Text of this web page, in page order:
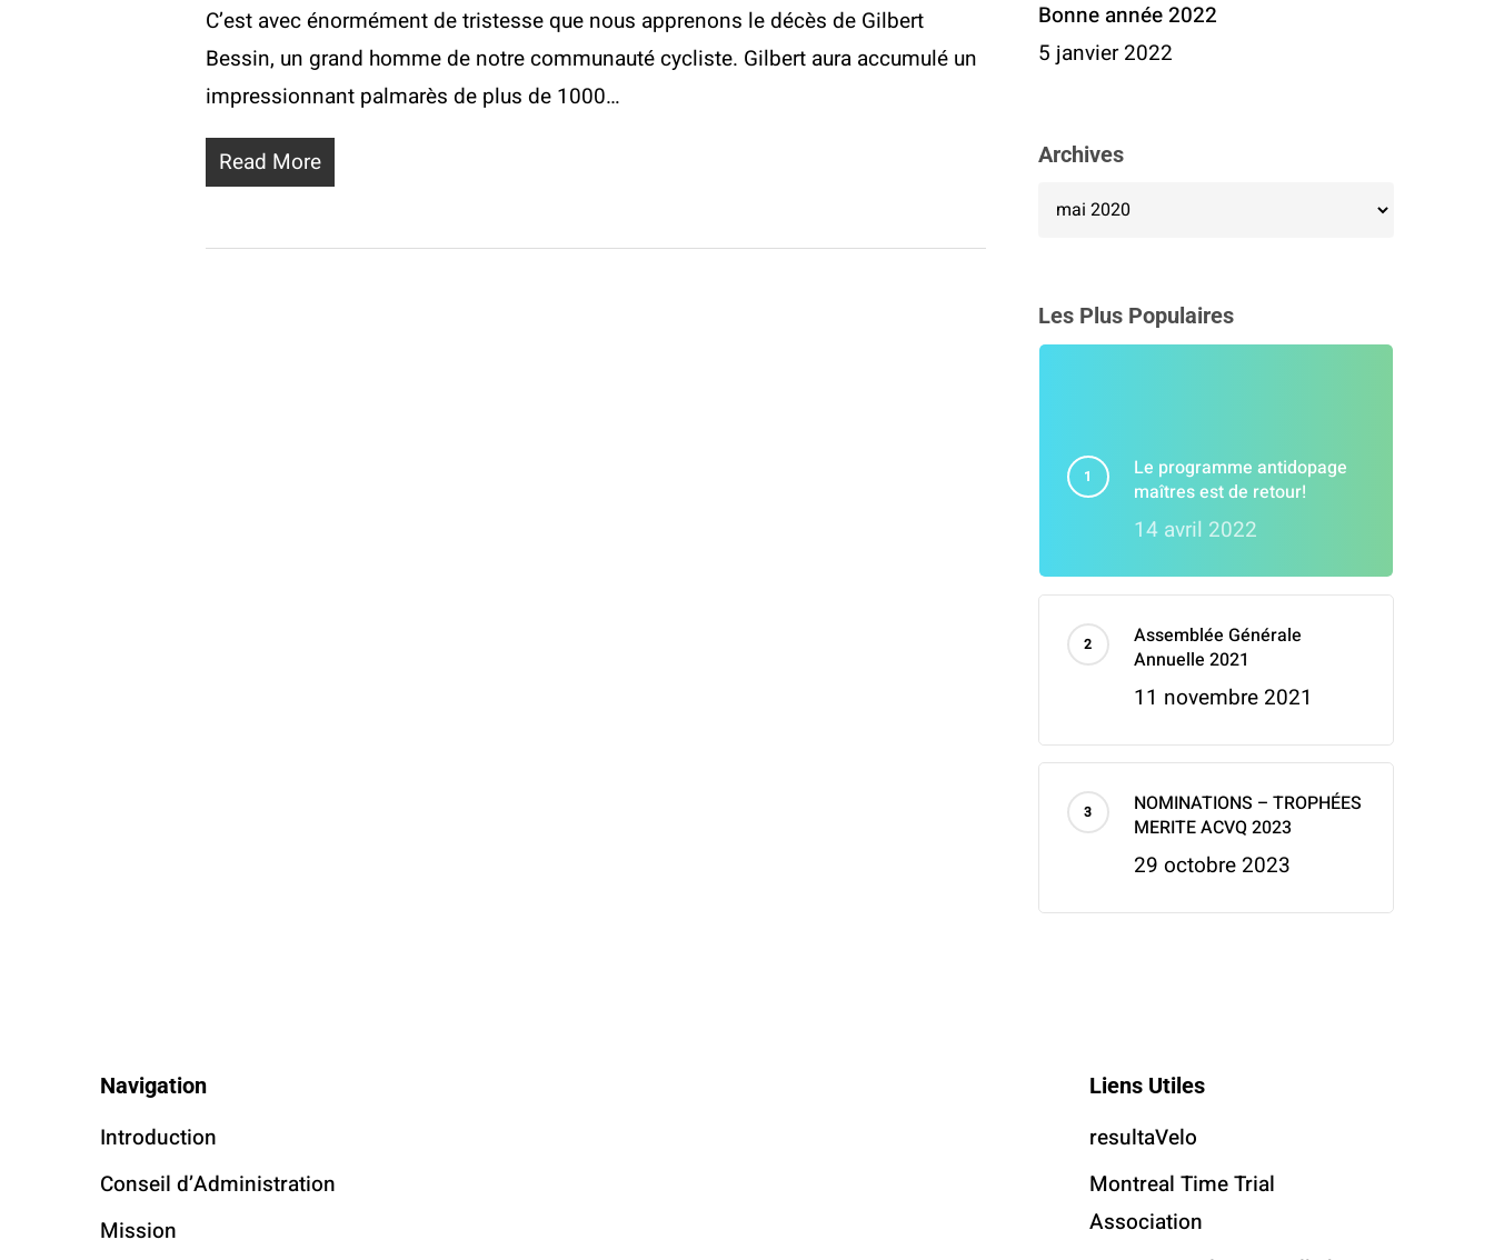
C’est avec énormément de tristesse que nous apprenons le décès de Gilbert
Bessin, un grand homme de notre communauté cycliste. Gilbert aura accumulé un
impressionnant palmarès de plus de 1000…
Read More
Bonne année 2022
5 janvier 2022
Archives
Archives
Les Plus Populaires
Le programme antidopage
maîtres est de retour!
14 avril 2022
Assemblée Générale
Annuelle 2021
11 novembre 2021
NOMINATIONS – TROPHÉES
MERITE ACVQ 2023
29 octobre 2023
Navigation
Introduction
Conseil d’Administration
Mission
Liens Utiles
resultaVelo
Montreal Time Trial
Association